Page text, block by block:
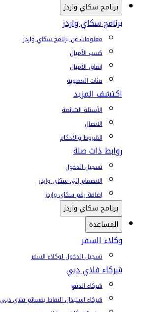
برنامج سكاي واردز
برنامج سكاي واردز
معلومات عن برنامج سكاي واردز
كسب الأميال
إنفاق الأميال
فئات العضوية
اكتشف المزيد
الأسئلة الشائعة
الاتصال
الشروط والأحكام
روابط ذات صلة
تسجيل الدخول
الانضمام إلى سكاي واردز
إضافة رقم سكاي واردز
برنامج سكاي واردز
المساعدة
وكلاء السفر
تسجيل الدخول لوكلاء السفر
شركاء فلاي دبي
شركاء الدفع
شركاء استبدال النقاط بقسائم فلاي دبي